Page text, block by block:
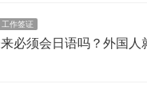
工作签证
必须会日语吗？外国人